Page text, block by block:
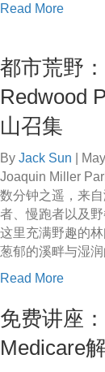
月
日
休
分
配
与
提
款
策
Read Morea
u
杨
博
士
物
理
讲
座
月
1
6
都市荒野
Redwood
山召集
By Jack Sun
Joaquin Miller
数分钟之遥，来
者、慢跑者以及
这里充满野趣的
葱郁的溪畔与湿润
Read Morea
o
t
免费讲座
Medicare